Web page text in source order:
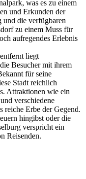
was es zu einem
und Erkunden der
die verfügbaren
zu einem Muss für
aufregendes Erlebnis
liegt
Besucher mit ihrem
für seine
Stadt reichlich
Attraktionen wie ein
verschiedene
reiche Erbe der Gegend.
hingibst oder die
verspricht ein
Reisenden.